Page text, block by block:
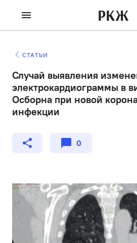
РКЖ
СТАТЬИ
Случай выявления
электрокардиограммы в
Осборна при новой
инфекции
0